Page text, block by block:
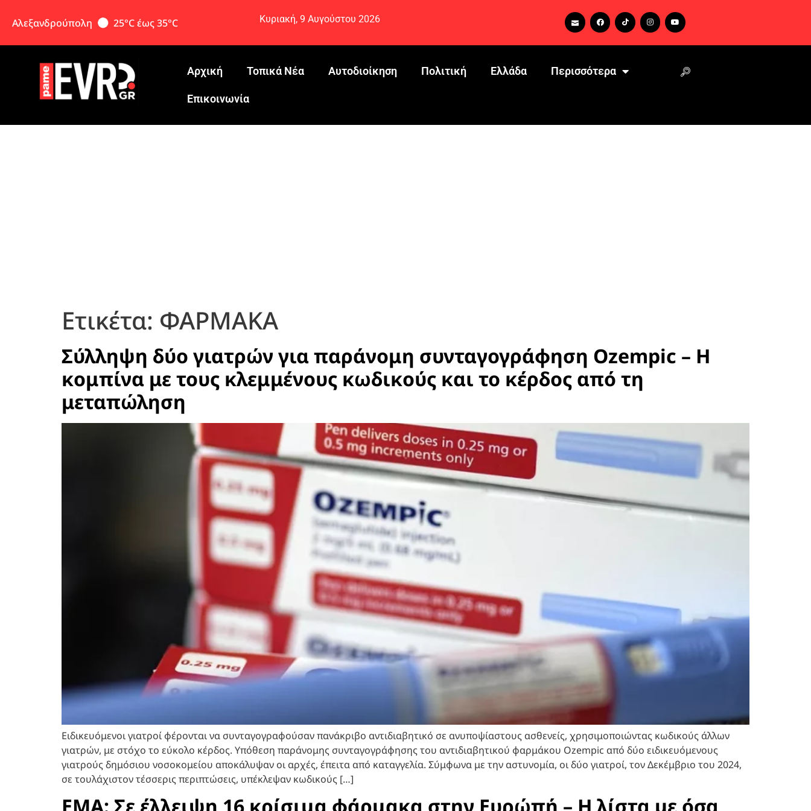
Αλεξανδρούπολη 25°C έως 35°C Κυριακή, 9 Αυγούστου 2026
Αρχική Τοπικά Νέα Αυτοδιοίκηση Πολιτική Ελλάδα Περισσότερα
Eπικοινωνία
Ετικέτα: ΦΑΡΜΑΚΑ
Σύλληψη δύο γιατρών για παράνομη συνταγογράφηση Ozempic – Η
κομπίνα με τους κλεμμένους κωδικούς και το κέρδος από τη
μεταπώληση
Ειδικευόμενοι γιατροί φέρονται να συνταγογραφούσαν πανάκριβο αντιδιαβητικό σε ανυποψίαστους ασθενείς, χρησιμοποιώντας κωδικούς άλλων
γιατρών, με στόχο το εύκολο κέρδος. Υπόθεση παράνομης συνταγογράφησης του αντιδιαβητικού φαρμάκου Ozempic από δύο ειδικευόμενους
γιατρούς δημόσιου νοσοκομείου αποκάλυψαν οι αρχές, έπειτα από καταγγελία. Σύμφωνα με την αστυνομία, οι δύο γιατροί, τον Δεκέμβριο του 2024,
σε τουλάχιστον τέσσερις περιπτώσεις, υπέκλεψαν κωδικούς […]